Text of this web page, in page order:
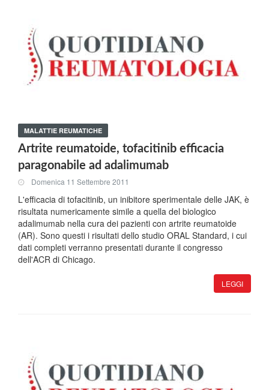
MALATTIE REUMATICHE
Artrite reumatoide, tofacitinib efficacia
paragonabile ad adalimumab
Domenica 11 Settembre 2011
L'efficacia di tofacitinib, un inibitore sperimentale delle JAK, è
risultata numericamente simile a quella del biologico
adalimumab nella cura dei pazienti con artrite reumatoide
(AR). Sono questi i risultati dello studio ORAL Standard, i cui
dati completi verranno presentati durante il congresso
dell'ACR di Chicago.
LEGGI